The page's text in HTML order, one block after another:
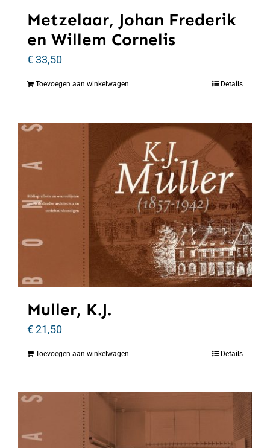
Metzelaar, Johan Frederik
en Willem Cornelis
€33,50
Toevoegen aan winkelwagen Details
Muller, K.J.
€21,50
Toevoegen aan winkelwagen Details